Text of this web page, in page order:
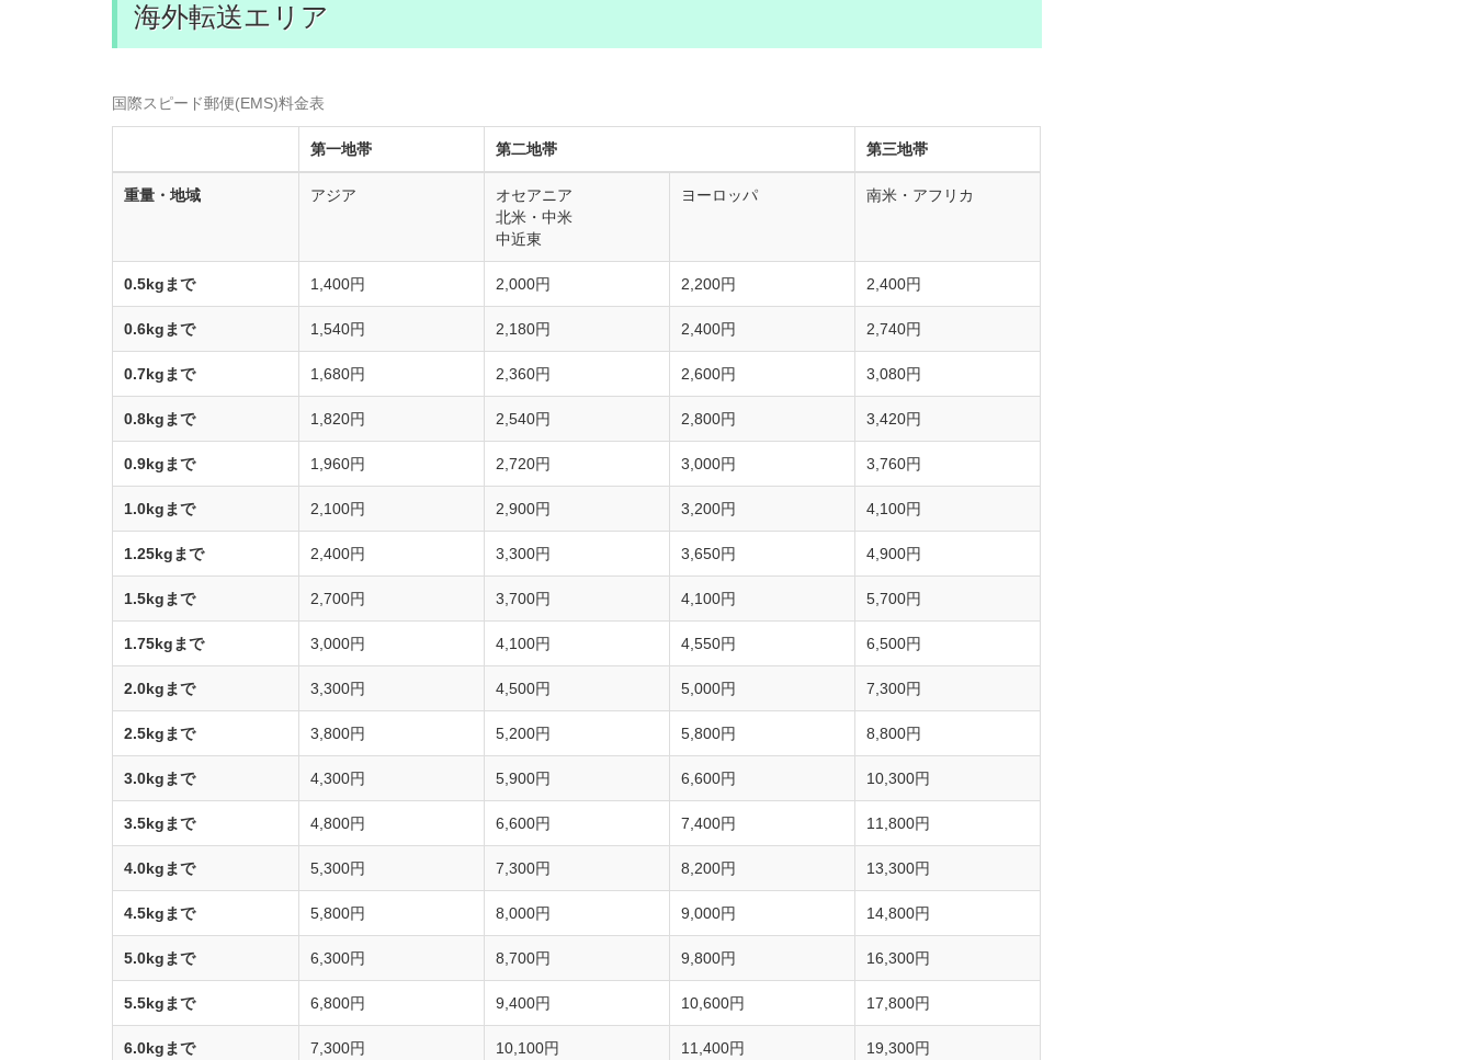
海外転送エリア
国際スピード郵便(EMS)料金表
第一地帯 第二地帯 第三地帯
重量・地域 アジア
オセアニア
北米・中米
中近東
ヨーロッパ 南米・アフリカ
0.5kgまで 1,400円 2,000円 2,200円 2,400円
0.6kgまで 1,540円 2,180円 2,400円 2,740円
0.7kgまで 1,680円 2,360円 2,600円 3,080円
0.8kgまで 1,820円 2,540円 2,800円 3,420円
0.9kgまで 1,960円 2,720円 3,000円 3,760円
1.0kgまで 2,100円 2,900円 3,200円 4,100円
1.25kgまで 2,400円 3,300円 3,650円 4,900円
1.5kgまで 2,700円 3,700円 4,100円 5,700円
1.75kgまで 3,000円 4,100円 4,550円 6,500円
2.0kgまで 3,300円 4,500円 5,000円 7,300円
2.5kgまで 3,800円 5,200円 5,800円 8,800円
3.0kgまで 4,300円 5,900円 6,600円 10,300円
3.5kgまで 4,800円 6,600円 7,400円 11,800円
4.0kgまで 5,300円 7,300円 8,200円 13,300円
4.5kgまで 5,800円 8,000円 9,000円 14,800円
5.0kgまで 6,300円 8,700円 9,800円 16,300円
5.5kgまで 6,800円 9,400円 10,600円 17,800円
6.0kgまで 7,300円 10,100円 11,400円 19,300円